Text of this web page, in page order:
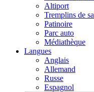
Altiport
Tremplins de
Patinoire
Parc auto
Médiathèque
Langues
Anglais
Allemand
Russe
Espagnol